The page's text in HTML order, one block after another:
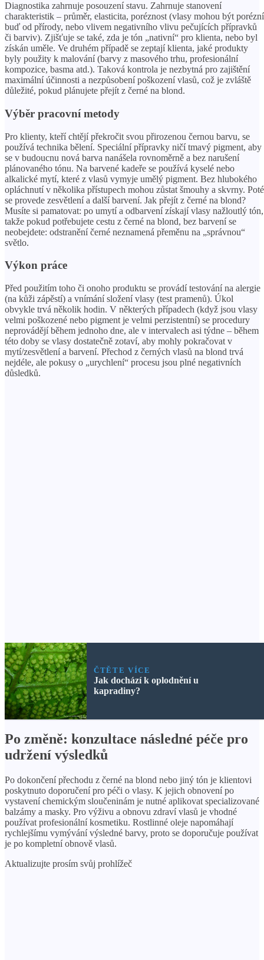
Diagnostika zahrnuje posouzení stavu. Zahrnuje stanovení
charakteristik – průměr, elasticita, poréznost (vlasy mohou být porézní
buď od přírody, nebo vlivem negativního vlivu pečujících přípravků
či barviv). Zjišťuje se také, zda je tón „nativní“ pro klienta, nebo byl
získán uměle. Ve druhém případě se zeptají klienta, jaké produkty
byly použity k malování (barvy z masového trhu, profesionální
kompozice, basma atd.). Taková kontrola je nezbytná pro zajištění
maximální účinnosti a nezpůsobení poškození vlasů, což je zvláště
důležité, pokud plánujete přejít z černé na blond.
Výběr pracovní metody
Pro klienty, kteří chtějí překročit svou přirozenou černou barvu, se
používá technika bělení. Speciální přípravky ničí tmavý pigment, aby
se v budoucnu nová barva nanášela rovnoměrně a bez narušení
plánovaného tónu. Na barvené kadeře se používá kyselé nebo
alkalické mytí, které z vlasů vymyje umělý pigment. Bez hlubokého
opláchnutí v několika přístupech mohou zůstat šmouhy a skvrny. Poté
se provede zesvětlení a další barvení. Jak přejít z černé na blond?
Musíte si pamatovat: po umytí a odbarvení získají vlasy nažloutlý tón,
takže pokud potřebujete cestu z černé na blond, bez barvení se
neobejdete: odstranění černé neznamená přeměnu na „správnou“
světlo.
Výkon práce
Před použitím toho či onoho produktu se provádí testování na alergie
(na kůži zápěstí) a vnímání složení vlasy (test pramenů). Úkol
obvykle trvá několik hodin. V některých případech (když jsou vlasy
velmi poškozené nebo pigment je velmi perzistentní) se procedury
neprovádějí během jednoho dne, ale v intervalech asi týdne – během
této doby se vlasy dostatečně zotaví, aby mohly pokračovat v
mytí/zesvětlení a barvení. Přechod z černých vlasů na blond trvá
nejdéle, ale pokusy o „urychlení“ procesu jsou plné negativních
důsledků.
ČTĚTE VÍCE
Jak dochází k oplodnění u
kapradiny?
Po změně: konzultace následné péče pro
udržení výsledků
Po dokončení přechodu z černé na blond nebo jiný tón je klientovi
poskytnuto doporučení pro péči o vlasy. K jejich obnovení po
vystavení chemickým sloučeninám je nutné aplikovat specializované
balzámy a masky. Pro výživu a obnovu zdraví vlasů je vhodné
používat profesionální kosmetiku. Rostlinné oleje napomáhají
rychlejšímu vymývání výsledné barvy, proto se doporučuje používat
je po kompletní obnově vlasů.
Aktualizujte prosím svůj prohlížeč